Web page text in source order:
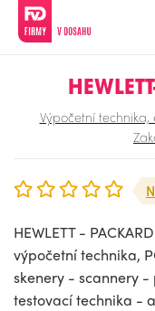
Výpočetní technika,
HEWLETT -
výpočetní technika,
skenery - scannery -
testovací technika -